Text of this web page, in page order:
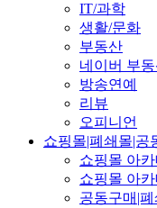
IT/과학
생활/문화
부동산
네이버 부
방송연예
리뷰
오피니언
쇼핑몰|폐쇄몰|공
쇼핑몰 아
쇼핑몰 아
공동구매|폐